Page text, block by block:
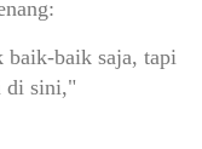
baik-baik saja, tapi
di sini,"